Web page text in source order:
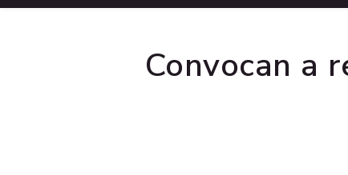
Convocan a